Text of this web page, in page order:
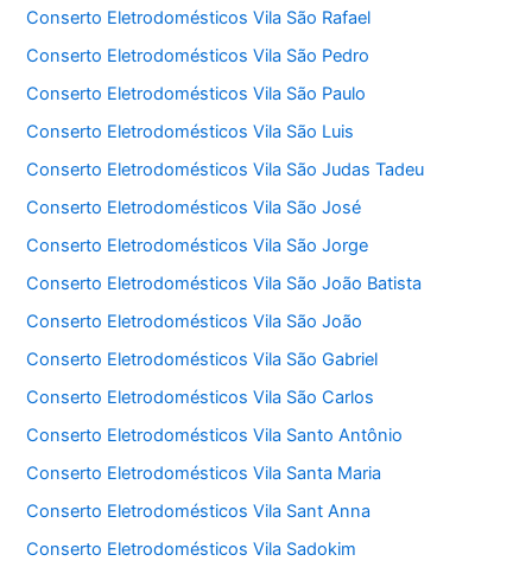
Conserto Eletrodomésticos Vila São Rafael
Conserto Eletrodomésticos Vila São Pedro
Conserto Eletrodomésticos Vila São Paulo
Conserto Eletrodomésticos Vila São Luis
Conserto Eletrodomésticos Vila São Judas Tadeu
Conserto Eletrodomésticos Vila São José
Conserto Eletrodomésticos Vila São Jorge
Conserto Eletrodomésticos Vila São João Batista
Conserto Eletrodomésticos Vila São João
Conserto Eletrodomésticos Vila São Gabriel
Conserto Eletrodomésticos Vila São Carlos
Conserto Eletrodomésticos Vila Santo Antônio
Conserto Eletrodomésticos Vila Santa Maria
Conserto Eletrodomésticos Vila Sant Anna
Conserto Eletrodomésticos Vila Sadokim